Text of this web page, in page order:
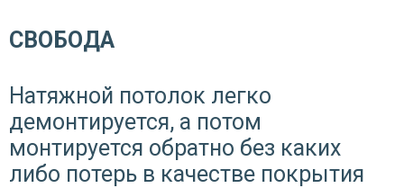
СВОБОДА
Натяжной потолок легко
демонтируется, а потом
монтируется обратно без каких
либо потерь в качестве покрытия